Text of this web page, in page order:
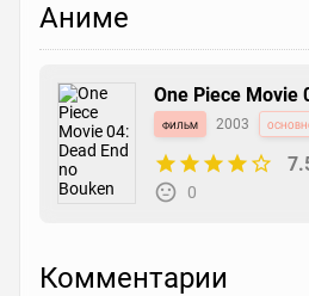
Аниме
One Piece Movie
Bouken
фильм 2003
0
Комментарии